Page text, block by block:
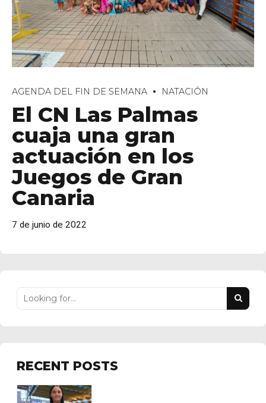
AGENDA DEL FIN DE SEMANA NATACIÓN
El CN Las Palmas
cuaja una gran
actuación en los
Juegos de Gran
Canaria
7 de junio de 2022
RECENT POSTS